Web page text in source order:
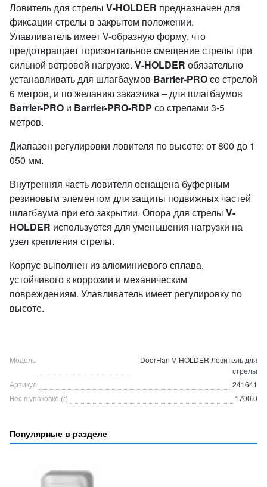
Ловитель для стрелы V-HOLDER предназначен для
фиксации стрелы в закрытом положении.
Улавливатель имеет V-образную форму, что
предотвращает горизонтальное смещение стрелы при
сильной ветровой нагрузке. V-HOLDER обязательно
устанавливать для шлагбаумов Barrier-PROсо стрелой
6 метров, и по желанию заказчика – для шлагбаумов
Barrier-PRO и Barrier-PRO-RDP со стрелами 3-5
метров.
Диапазон регулировки ловителя по высоте: от 800 до 1
050 мм.
Внутренняя часть ловителя оснащена буферным
резиновым элементом для защиты подвижных частей
шлагбаума при его закрытии. Опора для стрелы V-
HOLDER используется для уменьшения нагрузки на
узел крепления стрелы.
Корпус выполнен из алюминиевого сплава,
устойчивого к коррозии и механическим
повреждениям. Улавливатель имеет регулировку по
высоте.
Модель
DoorHan V-HOLDER Ловитель для
стрелы
Артикул
241641
Вес в упаковке (г)
1700.0
Популярные в разделе